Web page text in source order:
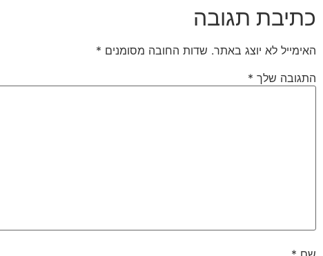
כתיבת תגובה
האימייל לא יוצג באתר. שדות החובה מסומנים *
התגובה שלך *